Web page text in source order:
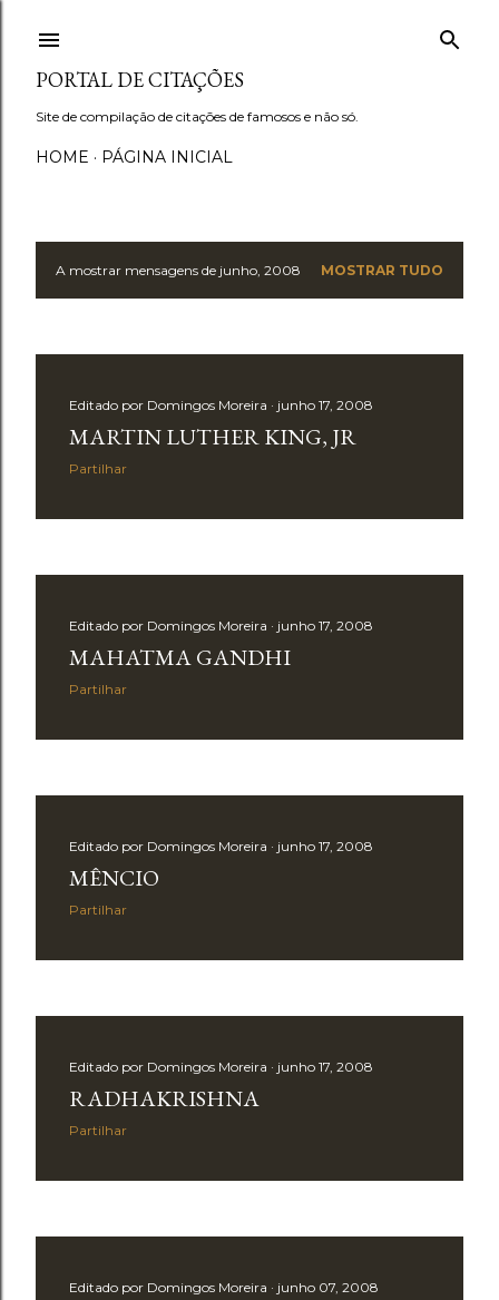
PORTAL DE CITAÇÕES
Site de compilação de citações de famosos e não só.
HOME PÁGINA INICIAL
M
g
A mostrar mensagens de junho, 2008 MOSTRAR TUDO
Editado por Domingos Moreira junho 17, 2008
MARTIN LUTHER KING, JR
Partilhar
Editado por Domingos Moreira junho 17, 2008
MAHATMA GANDHI
Partilhar
Editado por Domingos Moreira junho 17, 2008
MÊNCIO
Partilhar
Editado por Domingos Moreira junho 17, 2008
RADHAKRISHNA
Partilhar
Editado por Domingos Moreira junho 07, 2008